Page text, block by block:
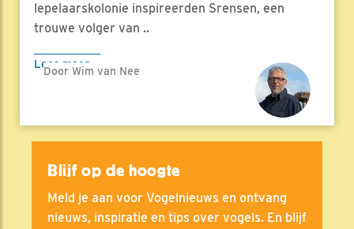
lepelaarskolonie inspireerden Srensen, een
trouwe volger van ..
Lees meer
Door Wim van Nee
Blijf op de hoogte
Meld je aan voor Vogelnieuws en ontvang
nieuws, inspiratie en tips over vogels. En blijf